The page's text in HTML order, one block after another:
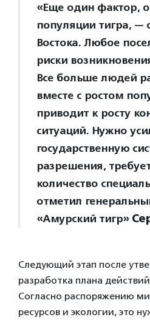
«Еще один фактор,
популяции тигра, —
Востока. Любое
риски
Все больше людей
вместе с ростом
приводит к росту
ситуаций. Нужно
государственную
разрешения,
количество
отметил
«Амурский тигр»
Следующий этап после
разработка плана
Согласно распоряжению
ресурсов и экологии, это